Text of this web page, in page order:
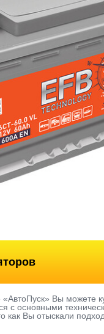
«АвтоПуск» Вы можете
с основными
как Вы отыскали